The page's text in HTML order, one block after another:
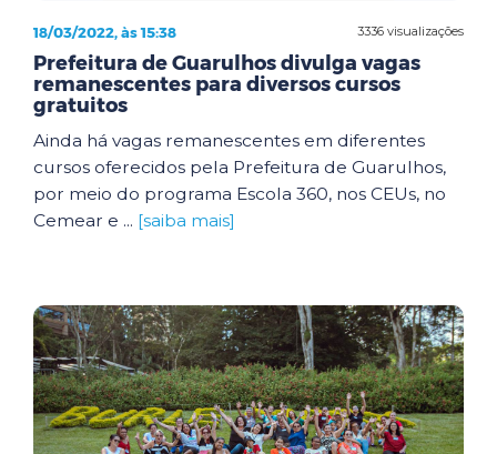
3336 visualizações
18/03/2022, às 15:38
Prefeitura de Guarulhos divulga vagas
remanescentes para diversos cursos
gratuitos
Ainda há vagas remanescentes em diferentes
cursos oferecidos pela Prefeitura de Guarulhos,
por meio do programa Escola 360, nos CEUs, no
Cemear e ... [saiba mais]